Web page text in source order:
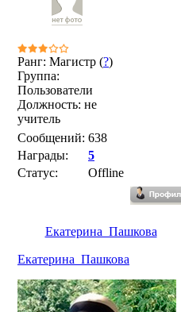
Ранг: Магистр (?)
Группа:
Пользователи
Должность: не
учитель
Сообщений: 638
Награды:
5
Статус:
Offline
Екатерина_Пашкова
Екатерина_Пашкова